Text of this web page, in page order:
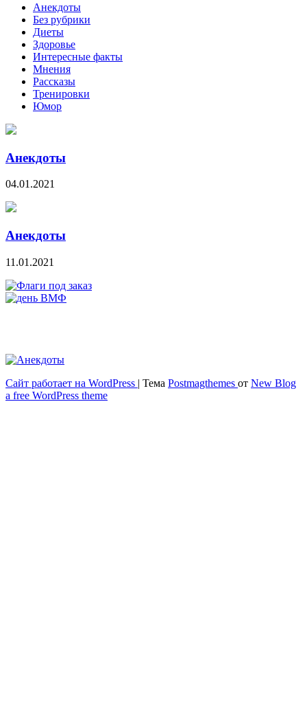
Анекдоты
Без рубрики
Диеты
Здоровье
Интересные факты
Мнения
Рассказы
Тренировки
Юмор
Анекдоты
04.01.2021
Анекдоты
11.01.2021
Весёлый и здоровый образ жизни
Сайт работает на WordPress | Тема Postmagthemes от New Blog
a free WordPress theme